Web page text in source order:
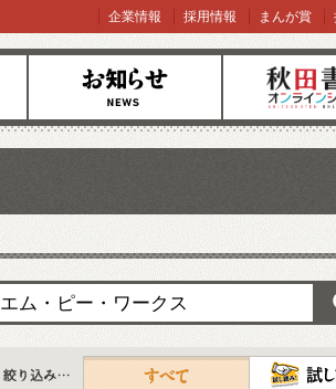
お知らせ オンラインショッ
企業情報 採用情報 まんが賞